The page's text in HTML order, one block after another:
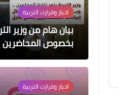
اخبار وقرارت التربية
بيان هام من وزير
بخصوص المحاضرين
اخبار وقرارت التربية